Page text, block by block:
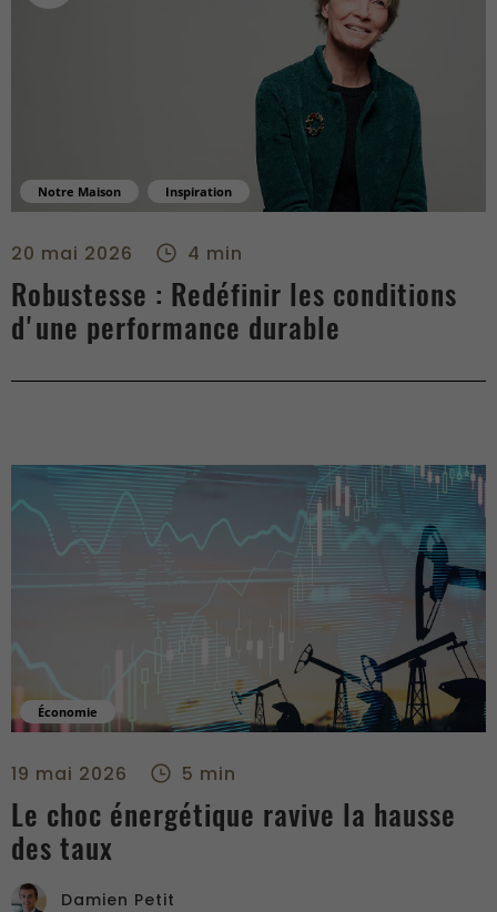
Notre Maison Inspiration
20 mai 2026 4 min
Robustesse : Redéfinir les conditions
d'une performance durable
Économie
19 mai 2026 5 min
Le choc énergétique ravive la hausse
des taux
Damien Petit